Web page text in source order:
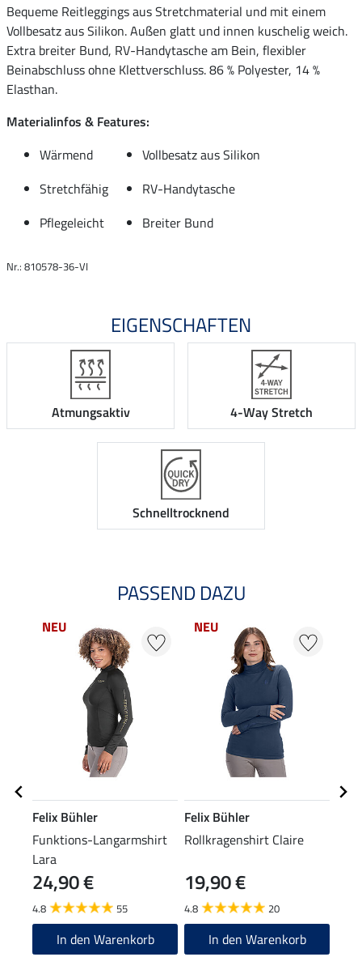
Bequeme Reitleggings aus Stretchmaterial und mit einem
Vollbesatz aus Silikon. Außen glatt und innen kuschelig weich.
Extra breiter Bund, RV-Handytasche am Bein, flexibler
Beinabschluss ohne Klettverschluss. 86 % Polyester, 14 %
Elasthan.
Materialinfos & Features:
Wärmend
Vollbesatz aus Silikon
Stretchfähig
RV-Handytasche
Pflegeleicht
Breiter Bund
Nr.: 810578-36-VI
EIGENSCHAFTEN
Atmungsaktiv 4-Way Stretch
Schnelltrocknend
PASSEND DAZU
NEU
Felix Bühler
Funktions-Langarmshirt
Lara
24,90 €
4.8 55
In den Warenkorb
NEU
Felix Bühler
Rollkragenshirt Claire
19,90 €
4.8 20
In den Warenkorb